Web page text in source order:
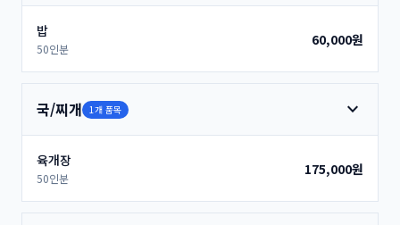
밥
50인분
60,000원
국/찌개 1개 품목 expand_more
육개장
50인분
175,000원